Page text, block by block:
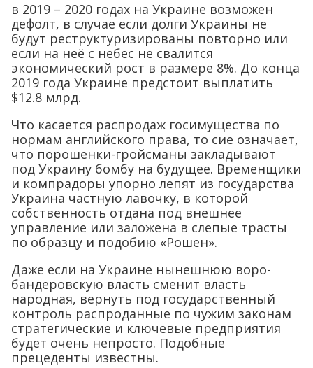
в 2019 – 2020 годах на Украине возможен
дефолт, в случае если долги Украины не
будут реструктуризированы повторно или
если на неё с небес не свалится
экономический рост в размере 8%. До конца
2019 года Украине предстоит выплатить
$12.8 млрд.
Что касается распродаж госимущества по
нормам английского права, то сие означает,
что порошенки-гройсманы закладывают
под Украину бомбу на будущее. Временщики
и компрадоры упорно лепят из государства
Украина частную лавочку, в которой
собственность отдана под внешнее
управление или заложена в слепые трасты
по образцу и подобию «Рошен».
Даже если на Украине нынешнюю воро-
бандеровскую власть сменит власть
народная, вернуть под государственный
контроль распроданные по чужим законам
стратегические и ключевые предприятия
будет очень непросто. Подобные
прецеденты известны.